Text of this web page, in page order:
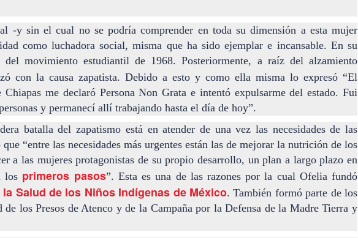
-y sin el cual no se podría comprender en toda su dimensión a esta mujer
como luchadora social, misma que ha sido ejemplar e incansable. En su
movimiento estudiantil de 1968. Posteriormente, a raíz del alzamiento
con la causa zapatista. Debido a esto y como ella misma lo expresó “El
Chiapas me declaró Persona Non Grata e intentó expulsarme del estado. Fui
y permanecí allí trabajando hasta el día de hoy”.
batalla del zapatismo está en atender de una vez las necesidades de las
“entre las necesidades más urgentes están las de mejorar la nutrición de los
a las mujeres protagonistas de su propio desarrollo, un plan a largo plazo en
los primeros pasos”. Esta es una de las razones por la cual Ofelia fundó
Salud de los Niños Indígenas de México. También formó parte de los
los Presos de Atenco y de la Campaña por la Defensa de la Madre Tierra y
La increíble actriz 𝗟𝗮𝘂𝗿𝗮 𝗔𝘇𝗰𝘂𝗿𝗿𝗮 se pone en la piel de la
icónica Frida Kahlo en 𝙁𝙍𝙄𝘿𝘼 ¡𝙑𝙞𝙫𝙖 𝙡𝙖 𝙫𝙞𝙙𝙖!, el unipersonal
en el mundo sobre la artista mexicana, de
𝗥𝗼𝗯𝗹𝗲𝘀 y la dirección de 𝗝𝘂𝗹𝗶𝗮 𝗠𝗼𝗿𝗴𝗮𝗱𝗼.
Divorciadas - Monterrey
𝗘𝗹 𝗱𝗶𝘃𝗼𝗿𝗰𝗶𝗼 𝗽𝘂𝗲𝗱𝗲 𝘀𝗲𝗿 𝗲𝗹 𝗺𝗲𝗷𝗼𝗿 𝗱𝗲 𝗹𝗼𝘀 𝘁𝗿𝗶𝘂𝗻𝗳𝗼𝘀 𝘀𝗶 𝘀𝗲
𝗰𝘂𝗲𝗻𝘁𝗮 𝗰𝗼𝗻 𝗵𝘂𝗺𝗼𝗿.
grupal comienza este verano en Foro Blake. ¡Invita a tus
y disfruten de una noche sin dramas (𝘰 𝘤𝘰𝘯 𝘮𝘶𝘤𝘩𝘰𝘴, 𝘱𝘦𝘳𝘰 𝘥𝘦